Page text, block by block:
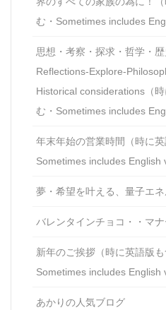
む・Sometimes includes
思想・考察・探求・哲学・
Reflections-Explore-
Historical considerations（
む・Sometimes includes
年末年始の営業時間（時に英
Sometimes includes English
夢・希望を叶える、量子エ
バレンタインチョコ・・マナ
新年のご挨拶（時に英語版も
Sometimes includes English
あかりの人気ブログ